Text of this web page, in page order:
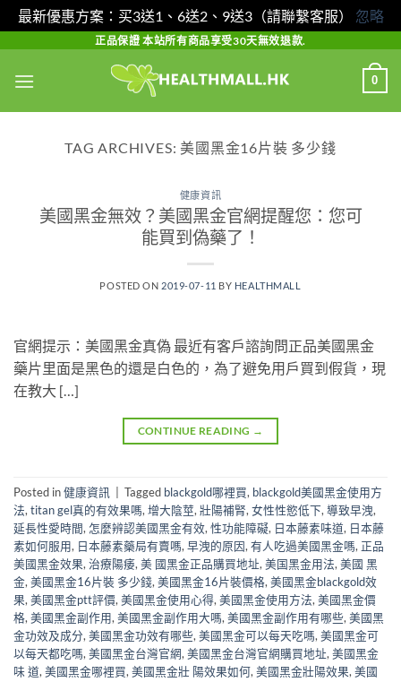
最新優惠方案：买3送1、6送2、9送3（請聯繫客服） 忽略
content
正品保證 本站所有商品享受30天無效退款.
0
TAG ARCHIVES: 美國黑金16片裝 多少錢
健康資訊
美國黑金無效？美國黑金官網提醒您：您可
能買到偽藥了！
POSTED ON 2019-07-11 BY HEALTHMALL
官網提示：美國黑金真偽 最近有客戶諮詢問正品美國黑金
藥片里面是黑色的還是白色的，為了避免用戶買到假貨，現
在教大 […]
CONTINUE READING →
Posted in健康資訊 Tagged blackgold哪裡買, blackgold美國黑金使用方
法, titan gel真的有效果嗎, 增大陰莖, 壯陽補腎, 女性性慾低下, 導致早洩,
延長性愛時間, 怎麼辨認美國黑金有效, 性功能障礙, 日本藤素味道, 日本藤
素如何服用, 日本藤素藥局有賣嗎, 早洩的原因, 有人吃過美國黑金嗎, 正品
美國黑金效果, 治療陽痿, 美 國黑金正品購買地址, 美国黑金用法, 美國 黑
金, 美國黑金16片裝 多少錢, 美國黑金16片裝價格, 美國黑金blackgold效
果, 美國黑金ptt評價, 美國黑金使用心得, 美國黑金使用方法, 美國黑金價
格, 美國黑金副作用, 美國黑金副作用大嗎, 美國黑金副作用有哪些, 美國黑
金功效及成分, 美國黑金功效有哪些, 美國黑金可以每天吃嗎, 美國黑金可
以每天都吃嗎, 美國黑金台灣官網, 美國黑金台灣官網購買地址, 美國黑金
味 道, 美國黑金哪裡買, 美國黑金壯 陽效果如何, 美國黑金壯陽效果, 美國